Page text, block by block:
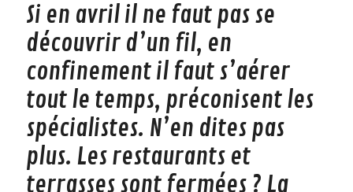
Si en avril il ne faut pas se
découvrir d’un fil, en
confinement il faut s’aérer
tout le temps, préconisent les
spécialistes. N’en dites pas
plus. Les restaurants et
terrasses sont fermées ? La